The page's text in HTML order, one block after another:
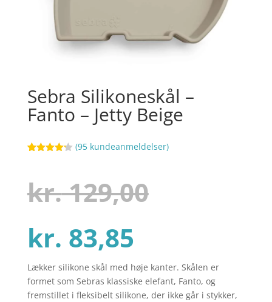
Sebra Silikoneskål –
Fanto – Jetty Beige
baseret
på
kundebedø
(95 kundeanmeldelser)
kr.129,00
pris
kr. 83,85
aktuelle
Lækker silikone skål med høje kanter. Skålen er
formet som Sebras klassiske elefant, Fanto, og
fremstillet i fleksibelt silikone, der ikke går i stykker,